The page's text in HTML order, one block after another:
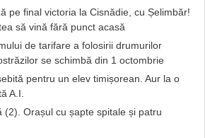
pe final victoria la Cisnădie, cu Șelimbăr!
să vină fără punct acasă
de tarifare a folosirii drumurilor
se schimbă din 1 octombrie
pentru un elev timișorean. Aur la o
A.I.
(2). Orașul cu șapte spitale și patru